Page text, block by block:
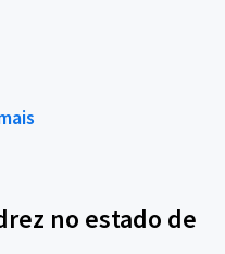
no estado de